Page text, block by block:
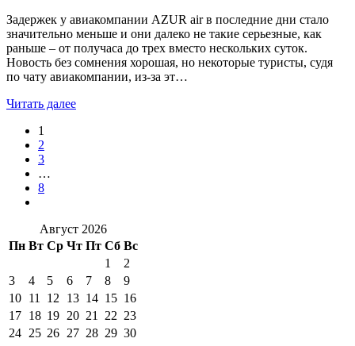
Задержек у авиакомпании AZUR air в последние дни стало
значительно меньше и они далеко не такие серьезные, как
раньше – от получаса до трех вместо нескольких суток.
Новость без сомнения хорошая, но некоторые туристы, судя
по чату авиакомпании, из-за эт…
Читать далее
1
2
3
…
8
Август 2026
Пн Вт Ср Чт Пт Сб Вс
1
2
3
4 5 6 7 8
9
10 11 12 13 14 15 16
17 18 19 20 21 22 23
24 25 26 27 28 29 30